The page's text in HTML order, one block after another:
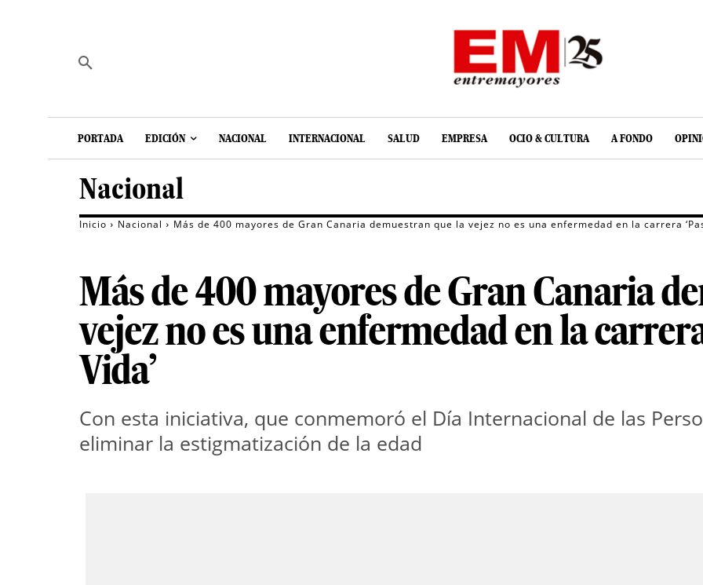
PORTADA EDICIÓN NACIONAL INTERNACIONAL SALUD EMPRESA OCIO & CULTURA A FONDO
Nacional
Inicio Nacional Más de 400 mayores de Gran Canaria demuestran que la vejez no es una enfermedad en la carrera
Más de 400 mayores de Gran Canaria
vejez no es una enfermedad en la
Vida’
Con esta iniciativa, que conmemoró el Día Internacional de las
eliminar la estigmatización de la edad